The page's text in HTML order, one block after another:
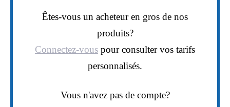
Êtes-vous un acheteur en gros de nos
produits?
Connectez-vous pour consulter vos tarifs
personnalisés.
Vous n'avez pas de compte?